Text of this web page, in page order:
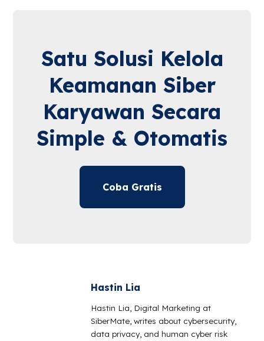
Satu Solusi Kelola
Keamanan Siber
Karyawan Secara
Simple & Otomatis
Coba Gratis
Hastin Lia
Hastin Lia, Digital Marketing at
SiberMate, writes about cybersecurity,
data privacy, and human cyber risk